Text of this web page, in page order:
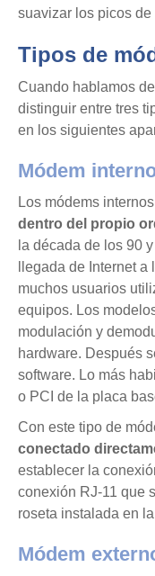
suavizar los picos de
Tipos de
Cuando hablamos
distinguir entre tres
en los siguientes
Módem
Los módems
dentro del propio
la década de los 90
llegada de Internet
muchos usuarios
equipos. Los
modulación y
hardware. Después
software. Lo más
o PCI de la placa
Con este tipo de
conectado
establecer la
conexión RJ-11 que
roseta instalada en
Módem